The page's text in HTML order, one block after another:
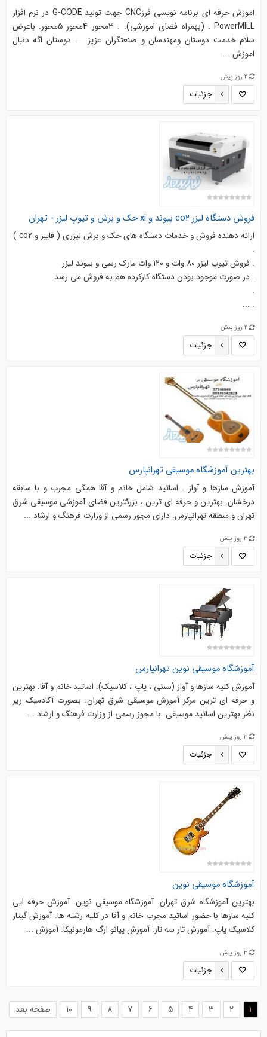
اموزش حرفه اي برنامه نويسي فرزCNC جهت توليد G-CODE در نرم افزار
PowerMILL . (بهمراه فضاي اموزشي). . 3محور 4محور 5محور. باعرض
سلام خدمت دوستان ومهندسان و صنعتگران عزيز. . دوستان اگه دنبال
اموزش ...
2 روز پیش
جزئیات
فروش دستگاه لیزر co2 بیوند و xi حک و برش و تیوپ لیزر - تهران
ارائه دهنده فروش و خدمات دستگاه هاي حک و برش لیزري ( فايبر و co2 )
.
. فروش تیوپ لیزر 80 وات و 120 وات مارك رسي و بيوند لیزر
. در صورت موجود بودن دستگاه كاركرده هم به فروش مي رسد
.
. ...
2 روز پیش
جزئیات
بهترین آموزشگاه موسيقي تهرانپارس
آموزش سازها و آواز . اساتید شامل خانم و آقا همگی مجرب و با سابقه
درخشان. بهترین و حرفه ای ترین ، بزرگترین فضای آموزشی موسیقی شرق
تهران و منطقه تهرانپارس. دارای مجوز رسمی از وزارت فرهنگ و ارشاد ...
3 روز پیش
جزئیات
آموزشگاه موسیقی نوین تهرانپارس
آموزش کلیه سازها و آواز (سنتی ، پاپ ، کلاسیک). اساتید خانم و آقا. بهترین
و حرفه ای ترین مرکز آموزش موسیقی شرق تهران. بصورت آکادمیک زیر
نظر بهترین اساتید موسیقی. با مجوز رسمی از وزارت فرهنگ و ارشاد ...
3 روز پیش
جزئیات
آموزشگاه موسیقی نوین
بهترین آموزشگاه شرق تهران. آموزشگاه موسیقی نوین. آموزش حرفه ایی
کلیه سازها با حضور اساتید مجرب خانم و آقا در کلیه رشته ها. آموزش گیتار
کلاسیک پاپ. آموزش تار سه تار. آموزش پیانو ارگ هارمونیکا. آموزش ...
3 روز پیش
جزئیات
1
(current)
2
3
4
5
6
7
8
9
10 صفحه بعد